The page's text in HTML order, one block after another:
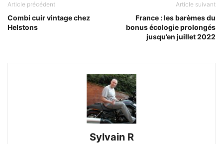
Article précédent
Combi cuir vintage chez
Helstons
Article suivant
France : les barèmes du
bonus écologie prolongés
jusqu’en juillet 2022
Sylvain R